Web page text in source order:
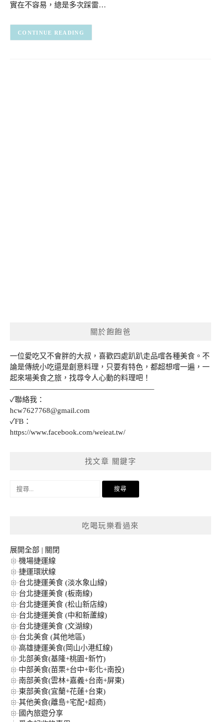
實在不容易，總是多次踩雷…
CONTINUE READING
關於飽飽爸
一位愛吃又不會胖的大叔，喜歡四處趴趴走品嚐各種美食。不
論是傳統小吃還是創意料理，只要有特色，都超想嚐一遍，一
起來場美食之旅，找尋令人心動的料理吧！
———————————————————–
✓聯絡我：
hcw7627768@gmail.com
✓FB：
https://www.facebook.com/weieat.tw/
找文章 關鍵字
搜
吃喝玩樂看過來
展開全部 | 關閉
機場捷運線
捷運環狀線
台北捷運美食 (淡水象山線)
台北捷運美食 (板南線)
台北捷運美食 (松山新店線)
台北捷運美食 (中和新蘆線)
台北捷運美食 (文湖線)
台北美食 (其他地區)
高雄捷運美食(岡山小港紅線)
北部美食(基隆+桃園+新竹)
中部美食(苗栗+台中+彰化+南投)
南部美食(雲林+嘉義+台南+屏東)
東部美食(宜蘭+花蓮+台東)
其他美食(離島+宅配+超商)
國內旅遊分享